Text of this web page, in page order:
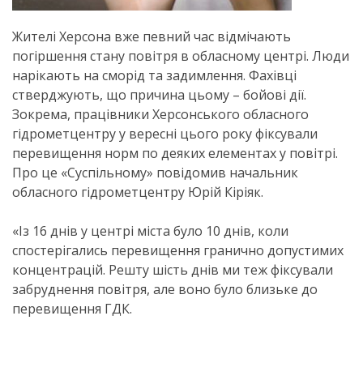
Жителі Херсона вже певний час відмічають
погіршення стану повітря в обласному центрі. Люди
нарікають на сморід та задимлення. Фахівці
стверджують, що причина цьому – бойові дії.
Зокрема, працівники Херсонського обласного
гідрометцентру у вересні цього року фіксували
перевищення норм по деяких елементах у повітрі.
Про це «Суспільному» повідомив начальник
обласного гідрометцентру Юрій Кіріяк.
«Із 16 днів у центрі міста було 10 днів, коли
спостерігались перевищення гранично допустимих
концентрацій. Решту шість днів ми теж фіксували
забруднення повітря, але воно було близьке до
перевищення ГДК.